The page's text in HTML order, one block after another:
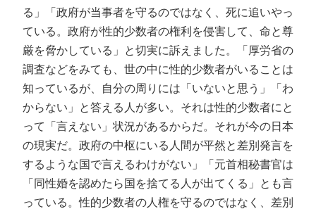
る」「政府が当事者を守るのではなく、死に追いやっ
ている。政府が性的少数者の権利を侵害して、命と尊
厳を脅かしている」と切実に訴えました。「厚労省の
調査などをみても、世の中に性的少数者がいることは
知っているが、自分の周りには「いないと思う」「わ
からない」と答える人が多い。それは性的少数者にと
って「言えない」状況があるからだ。それが今の日本
の現実だ。政府の中枢にいる人間が平然と差別発言を
するような国で言えるわけがない」「元首相秘書官は
「同性婚を認めたら国を捨てる人が出てくる」とも言
っている。性的少数者の人権を守るのではなく、差別